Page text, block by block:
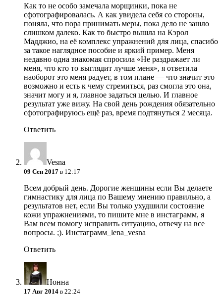
Как то не особо замечала морщинки, пока не
сфотографировалась. А как увидела себя со стороны,
поняла, что пора принимать меры, пока дело не зашло
слишком далеко. Как то быстро вышла на Кэрол
Мадджио, на её комплекс упражнений для лица, спасибо
за такое наглядное пособие и яркий пример. Меня
недавно одна знакомая спросила «Не раздражает ли
меня, что кто то выглядит лучше меня», я ответила
наоборот это меня радует, в том плане — что значит это
возможно и есть к чему стремиться, раз смогла это она,
значит могу и я, главное задаться целью. И главное
результат уже вижу. На свой день рождения обязательно
сфотографируюсь ещё раз, время подтянуться 2 месяца.
Ответить
Vesna
09 Сен 2017 в 12:17
Всем добрый день. Дорогие женщины если Вы делаете
гимнастику для лица по Вашему мнению правильно, а
результатов нет, если Вы только ухудшили состояние
кожи упражнениями, то пишите мне в инстаграмм, я
Вам всем помогу исправить ситуацию, отвечу на все
вопросы. ;). Инстаграмм_lena_vesna
Ответить
Нонна
17 Авг 2014 в 22:24